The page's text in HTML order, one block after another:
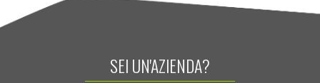
SEI UN'AZIENDA?